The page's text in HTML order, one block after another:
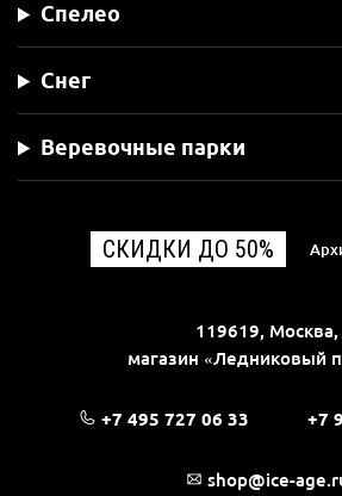
Спелео
Снег
Веревочные парки
СКИДКИ ДО 50%
119619, Москва,
магазин «Ледниковый
+7 495 727 06 33 +7
shop@ice-